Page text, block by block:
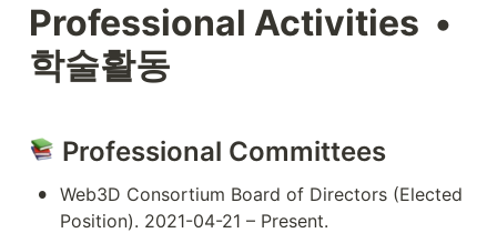
Professional Activities  •
학술활동
Professional Committees
• Web3D Consortium Board of Directors (Elected
Position). 2021-04-21 – Present.